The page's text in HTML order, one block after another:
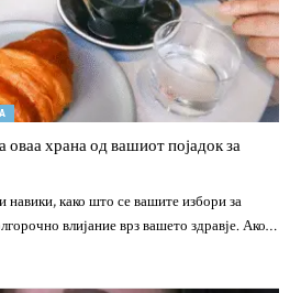
оваа храна од вашиот појадок за
навики, како што се вашите избори за
влијание врз вашето здравје. Ако…